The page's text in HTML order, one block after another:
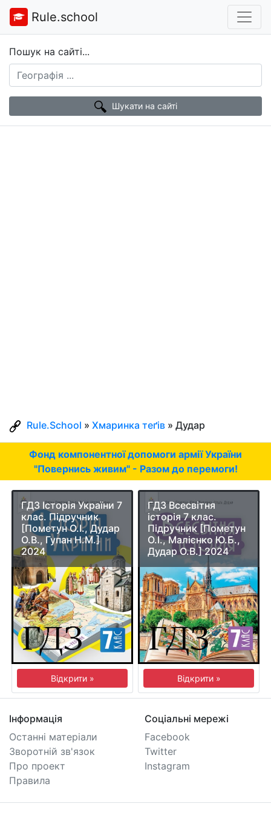
Rule.school
Пошук на сайті...
Шукати на сайті
Rule.School » Хмаринка теґів » Дудар
Фонд компонентної допомоги армії України
"Повернись живим" - Разом до перемоги!
ГДЗ Історія України 7
клас. Підручник
[Пометун О.І., Дудар
О.В., Гупан Н.М.]
2024
Відкрити »
ГДЗ Всесвітня
історія 7 клас.
Підручник [Пометун
О.І., Малієнко Ю.Б.,
Дудар О.В.] 2024
Відкрити »
Інформація
Останні матеріали
Зворотній зв'язок
Про проект
Правила
Соціальні мережі
Facebook
Twitter
Instagram